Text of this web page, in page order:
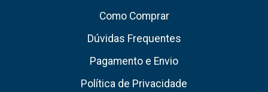
Como Comprar
Dúvidas Frequentes
Pagamento e Envio
Política de Privacidade